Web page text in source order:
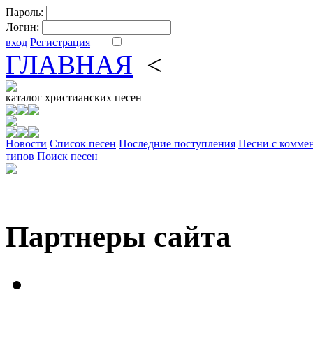
Пароль:
Логин:
вход Регистрация
ГЛАВНАЯ <
каталог христианских песен
Новости Cписок песен Последние поступления Песни с
типов Поиск песен
Партнеры сайта